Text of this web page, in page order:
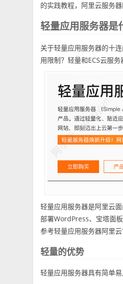
的实践教程，阿里云服务
轻量应用服务器是
关于轻量应用服务器的十
用限制？轻量和ECS云服
轻量应用服务器是阿里云
部署WordPress、宝塔面
参考轻量应用服务器阿里云
轻量的优势
轻量应用服务器具有简单